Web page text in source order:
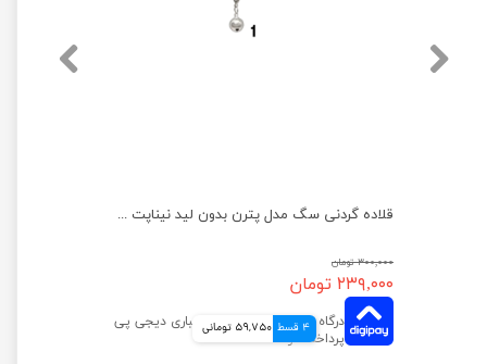
قلاده گردنی سگ مدل پترن بدون لید نیناپت سایز ۱
۳۰۰,۰۰۰ تومان
۲۳۹,۰۰۰ تومان
4 قسط 59,750 تومانی